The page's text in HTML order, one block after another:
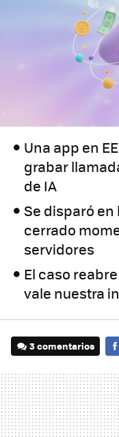
Una app en
grabar
de IA
Se disparó en
cerrado
servidores
El caso
vale nuestra
3 comentarios